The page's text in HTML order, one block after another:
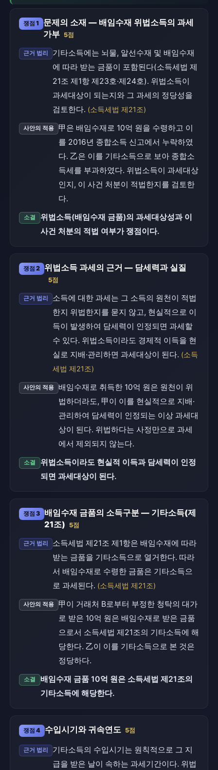
쟁점 1
문제의 소재 — 배임수재 위법소득의 과세
가부 5점
근거 법리
기타소득에는 뇌물, 알선수재 및 배임수재
에 따라 받는 금품이 포함된다(소득세법 제
21조 제1항 제23호·제24호). 위법소득이
과세대상이 되는지와 그 과세의 정당성을
검토한다. (소득세법 제21조)
사안의 적용
甲은 배임수재로 10억 원을 수령하고 이
를 2016년 종합소득 신고에서 누락하였
다. 乙은 이를 기타소득으로 보아 종합소
득세를 부과하였다. 위법소득이 과세대상
인지, 이 사건 처분이 적법한지를 검토한
다.
소결
위법소득(배임수재 금품)의 과세대상성과 이
사건 처분의 적법 여부가 쟁점이다.
쟁점 2 위법소득 과세의 근거 — 담세력과 실질
5점
근거 법리
소득에 대한 과세는 그 소득의 원천이 적법
한지 위법한지를 묻지 않고, 현실적으로 이
득이 발생하여 담세력이 인정되면 과세할
수 있다. 위법소득이라도 경제적 이득을 현
실로 지배·관리하면 과세대상이 된다. (소득
세법 제21조)
사안의 적용
배임수재로 취득한 10억 원은 원천이 위
법하더라도, 甲이 이를 현실적으로 지배·
관리하여 담세력이 인정되는 이상 과세대
상이 된다. 위법하다는 사정만으로 과세
에서 제외되지 않는다.
소결
위법소득이라도 현실적 이득과 담세력이 인정
되면 과세대상이 된다.
쟁점 3
배임수재 금품의 소득구분 — 기타소득(제
21조) 5점
근거 법리
소득세법 제21조 제1항은 배임수재에 따라
받는 금품을 기타소득으로 열거한다. 따라
서 배임수재로 수령한 금품은 기타소득으
로 과세된다. (소득세법 제21조)
사안의 적용
甲이 거래처 B로부터 부정한 청탁의 대가
로 받은 10억 원은 배임수재로 받은 금품
으로서 소득세법 제21조의 기타소득에 해
당한다. 乙이 이를 기타소득으로 본 것은
정당하다.
소결
배임수재 금품 10억 원은 소득세법 제21조의
기타소득에 해당한다.
쟁점 4 수입시기와 귀속연도 5점
근거 법리
기타소득의 수입시기는 원칙적으로 그 지
급을 받은 날이 속하는 과세기간이다. 위법